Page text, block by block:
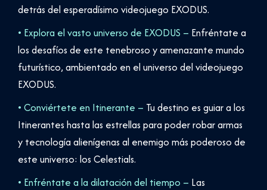
detrás del esperadísimo videojuego EXODUS.
• Explora el vasto universo de EXODUS – Enfréntate a
los desafíos de este tenebroso y amenazante mundo
futurístico, ambientado en el universo del videojuego
EXODUS.
• Conviértete en Itinerante – Tu destino es guiar a los
Itinerantes hasta las estrellas para poder robar armas
y tecnología alienígenas al enemigo más poderoso de
este universo: los Celestials.
• Enfréntate a la dilatación del tiempo – Las